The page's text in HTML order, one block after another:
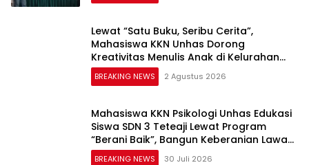
Lewat “Satu Buku, Seribu Cerita”,
Mahasiswa KKN Unhas Dorong
Kreativitas Menulis Anak di Kelurahan
Tolo
BREAKING NEWS 2 Agustus 2026
Mahasiswa KKN Psikologi Unhas Edukasi
Siswa SDN 3 Teteaji Lewat Program
“Berani Baik”, Bangun Keberanian Lawan
Bullying
BREAKING NEWS 30 Juli 2026